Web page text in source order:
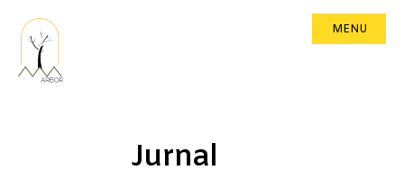
MENU
Jurnal